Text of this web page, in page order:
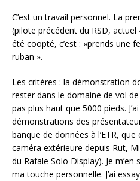
C’est un travail personnel. La
(pilote précédent du RSD, actuel
été coopté, c’est : »prends une
ruban ».
Les critères : la démonstration
rester dans le domaine de vol
pas plus haut que 5000 pieds.
démonstrations des
banque de données à l’ETR,
caméra extérieure depuis Rut,
du Rafale Solo Display). Je
ma touche personnelle. J’ai